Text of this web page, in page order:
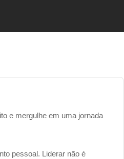
e mergulhe em uma jornada
pessoal. Liderar não é